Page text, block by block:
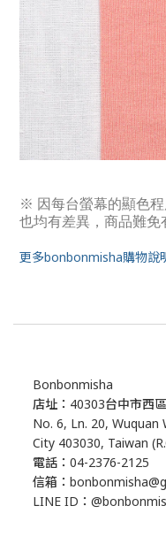
※ 因每台螢幕的顯色
也均有差異，商品難免
更多bonbonmisha購物說
Bonbonmisha
店址：40303台中市西
No. 6, Ln. 20, Wuquan
City 403030, Taiwan
電話：04-2376-2125
信箱：
LINE ID：